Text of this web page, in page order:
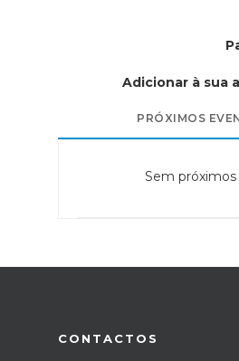
Adicionar à sua
PRÓXIMOS
Sem
CONTACTOS